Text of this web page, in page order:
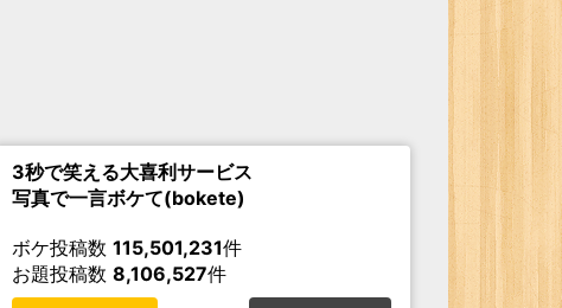
3秒で笑える大喜利サービス
写真で一言ボケて(bokete)
ボケ投稿数 115,501,231件
お題投稿数 8,106,527件